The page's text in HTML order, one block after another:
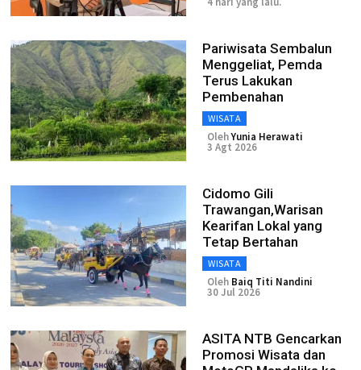
Pariwisata Sembalun
Menggeliat, Pemda
Terus Lakukan
Pembenahan
WISATA
OlehYunia Herawati
3 Agt 2026
Cidomo Gili
Trawangan,Warisan
Kearifan Lokal yang
Tetap Bertahan
WISATA
Oleh Baiq Titi Nandini
30 Jul 2026
ASITA NTB Gencarkan
Promosi Wisata dan